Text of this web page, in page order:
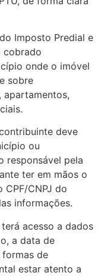
Imposto Predial e
cobrado
onde o imóvel
sobre
apartamentos,
deve
ou
responsável pela
ter em mãos o
CNPJ do
informações.
acesso a dados
a data de
de
estar atento a